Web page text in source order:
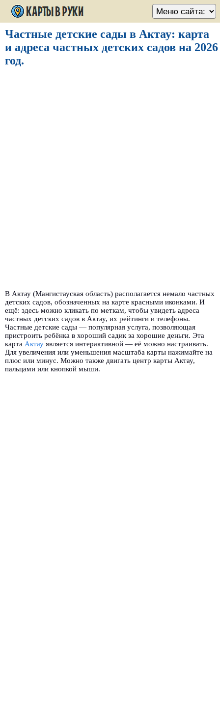
Частные детские сады в Актау: карта
и адреса частных детских садов на 2026
год.
В Актау (Мангистауская область) располагается немало частных
детских садов, обозначенных на карте красными иконками. И
ещё: здесь можно кликать по меткам, чтобы увидеть адреса
частных детских садов в Актау, их рейтинги и телефоны.
Частные детские сады — популярная услуга, позволяющая
пристроить ребёнка в хороший садик за хорошие деньги. Эта
карта Актау является интерактивной — её можно настраивать.
Для увеличения или уменьшения масштаба карты нажимайте на
плюс или минус. Можно также двигать центр карты Актау,
пальцами или кнопкой мыши.